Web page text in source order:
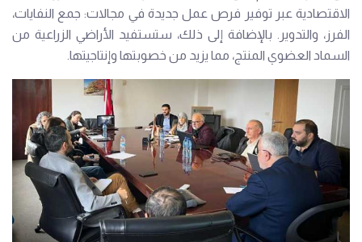
الاقتصادية عبر توفير فرص عمل جديدة في مجالات: جمع النفايات،
الفرز، والتدوير. بالإضافة إلى ذلك، ستستفيد الأراضي الزراعية من
السماد العضوي المنتج، مما يزيد من خصوبتها وإنتاجيتها.